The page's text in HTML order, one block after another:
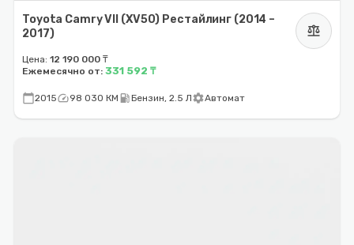
Toyota Camry VII (XV50) Рестайлинг (2014 –
2017)
balance
Цена: 12 190 000 ₸
Ежемесячно от: 331 592 ₸
calendar_today2015speed98 030 КМ local_gas_stationБензин, 2.5 ЛsettingsАвтомат